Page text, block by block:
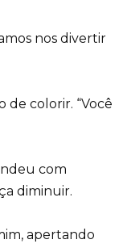
nos divertir
de colorir. “Você
com
diminuir.
apertando